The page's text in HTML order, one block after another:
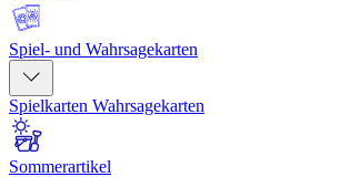
Spiel- und Wahrsagekarten
Spielkarten Wahrsagekarten
Sommerartikel